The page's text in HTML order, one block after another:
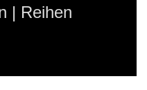
| Reihen